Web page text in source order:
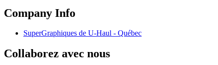
Company Info
SuperGraphiques de U-Haul - Québec
Collaborez avec nous